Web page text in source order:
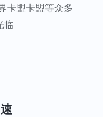
卡盟卡盟等众多
临